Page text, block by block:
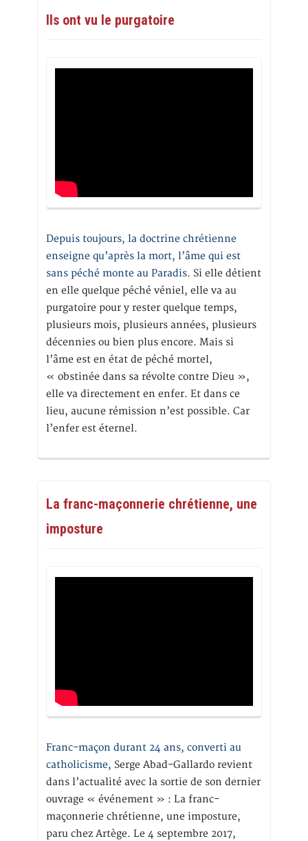
Ils ont vu le purgatoire
Depuis toujours, la doctrine chrétienne
enseigne qu’après la mort, l’âme qui est
sans péché monte au Paradis. Si elle détient
en elle quelque péché véniel, elle va au
purgatoire pour y rester quelque temps,
plusieurs mois, plusieurs années, plusieurs
décennies ou bien plus encore. Mais si
l’âme est en état de péché mortel,
« obstinée dans sa révolte contre Dieu »,
elle va directement en enfer. Et dans ce
lieu, aucune rémission n’est possible. Car
l’enfer est éternel.
La franc-maçonnerie chrétienne, une
imposture
Franc-maçon durant 24 ans, converti au
catholicisme, Serge Abad-Gallardo revient
dans l’actualité avec la sortie de son dernier
ouvrage « événement » : La franc-
maçonnerie chrétienne, une imposture,
paru chez Artège. Le 4 septembre 2017,